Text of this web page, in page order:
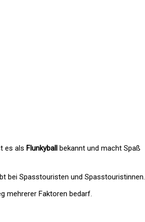
es als Flunkyball bekannt und macht Spaß
bei Spasstouristen und Spasstouristinnen.
mehrerer Faktoren bedarf.